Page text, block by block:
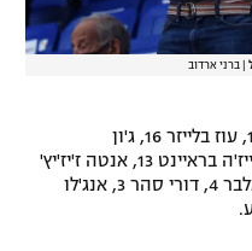
ברני ארדוב‎
: כריס ג'ונס 17, עוז בלייזר 16, ג'ון
דיברתולומאו 15, דראגן בנדר 14, אלייז'ה בראיינט 13, אנטה ז'יז'יץ'
9, סנדי כהן 8, טי ג'יי קליין 6, עידן אלבר 4, דורי סהר 3, אנג'לו